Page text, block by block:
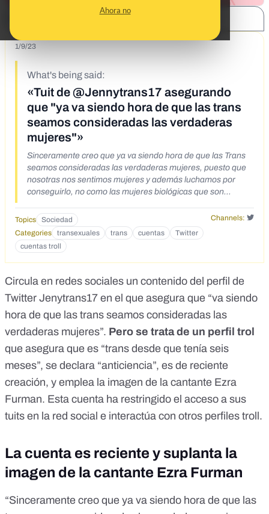
Ahora no
1/9/23
What's being said:
«Tuit de @Jennytrans17 asegurando
que "ya va siendo hora de que las trans
seamos consideradas las verdaderas
mujeres"»
Sinceramente creo que ya va siendo hora de que las Trans
seamos consideradas las verdaderas mujeres, puesto que
nosotras nos sentimos mujeres y además luchamos por
conseguirlo, no como las mujeres biológicas que son
Topics Sociedad
Channels:
Categories
transexuales trans cuentas
Twitter
cuentas troll
Circula en redes sociales un contenido del perfil de
Twitter Jenytrans17 en el que asegura que “va siendo
hora de que las trans seamos consideradas las
verdaderas mujeres”. Pero se trata de un perfil trol
que asegura que es “trans desde que tenía seis
meses”, se declara “anticiencia”, es de reciente
creación, y emplea la imagen de la cantante Ezra
Furman. Esta cuenta ha restringido el acceso a sus
tuits en la red social e interactúa con otros perfiles troll.
La cuenta es reciente y suplanta la
imagen de la cantante Ezra Furman
“Sinceramente creo que ya va siendo hora de que las